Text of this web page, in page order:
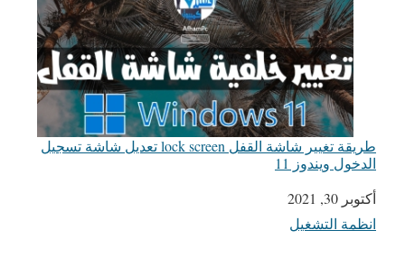
طريقة تغيير شاشة القفل lock screen تعديل شاشة تسجيل
الدخول ويندوز 11
التاريخ
أكتوبر 30, 2021
في ما يتعلق بما يأتي
انظمة التشغيل